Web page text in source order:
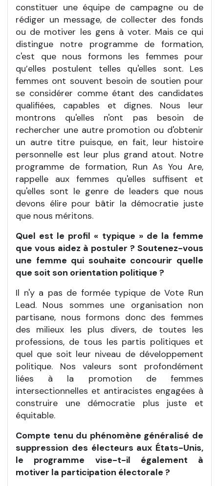
constituer une équipe de campagne ou de
rédiger un message, de collecter des fonds
ou de motiver les gens à voter. Mais ce qui
distingue notre programme de formation,
c'est que nous formons les femmes pour
qu’elles postulent telles qu'elles sont. Les
femmes ont souvent besoin de soutien pour
se considérer comme étant des candidates
qualifiées, capables et dignes. Nous leur
montrons qu'elles n'ont pas besoin de
rechercher une autre promotion ou d'obtenir
un autre titre puisque, en fait, leur histoire
personnelle est leur plus grand atout. Notre
programme de formation, Run As You Are,
rappelle aux femmes qu'elles suffisent et
qu'elles sont le genre de leaders que nous
devons élire pour bâtir la démocratie juste
que nous méritons.
Quel est le profil « typique » de la femme
que vous aidez à postuler ? Soutenez-vous
une femme qui souhaite concourir quelle
que soit son orientation politique ?
Il n'y a pas de formée typique de Vote Run
Lead. Nous sommes une organisation non
partisane, nous formons donc des femmes
des milieux les plus divers, de toutes les
professions, de tous les partis politiques et
quel que soit leur niveau de développement
politique. Nos valeurs sont profondément
liées à la promotion de femmes
intersectionnelles et antiracistes engagées à
construire une démocratie plus juste et
équitable.
Compte tenu du phénomène généralisé de
suppression des électeurs aux États-Unis,
le programme vise-t-il également à
motiver la participation électorale ?